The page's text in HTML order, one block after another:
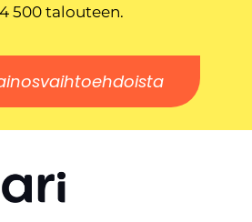
500 talouteen.